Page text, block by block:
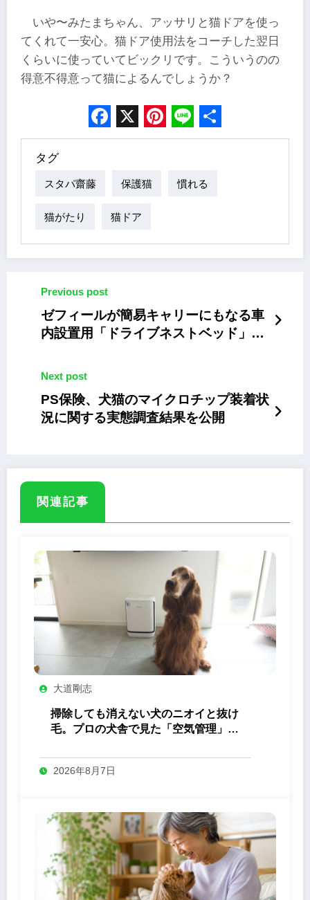
いや〜みたまちゃん、アッサリと猫ドアを使っ
てくれて一安心。猫ドア使用法をコーチした翌日
くらいに使っていてビックリです。こういうのの
得意不得意って猫によるんでしょうか？
Facebook
X Pinterest
LineShare
タグ
スタパ齋藤 保護猫 慣れる
猫がたり 猫ドア
Previous post
ゼフィールが簡易キャリーにもなる車
内設置用「ドライブネストベッド」を
Next post
PS保険、犬猫のマイクロチップ装着状
況に関する実態調査結果を公開
関連記事
大道剛志
掃除しても消えない犬のニオイと抜け
毛。プロの犬舎で見た「空気管理」の
2026年8月7日